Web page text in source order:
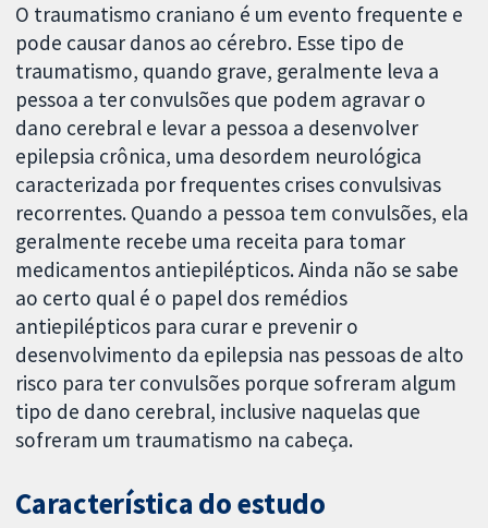
O traumatismo craniano é um evento frequente e
pode causar danos ao cérebro. Esse tipo de
traumatismo, quando grave, geralmente leva a
pessoa a ter convulsões que podem agravar o
dano cerebral e levar a pessoa a desenvolver
epilepsia crônica, uma desordem neurológica
caracterizada por frequentes crises convulsivas
recorrentes. Quando a pessoa tem convulsões, ela
geralmente recebe uma receita para tomar
medicamentos antiepilépticos. Ainda não se sabe
ao certo qual é o papel dos remédios
antiepilépticos para curar e prevenir o
desenvolvimento da epilepsia nas pessoas de alto
risco para ter convulsões porque sofreram algum
tipo de dano cerebral, inclusive naquelas que
sofreram um traumatismo na cabeça.
Característica do estudo